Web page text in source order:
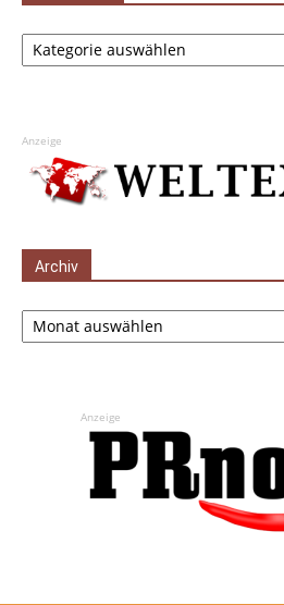
Kategorien
Anzeige
Archiv
Archiv
Anzeige